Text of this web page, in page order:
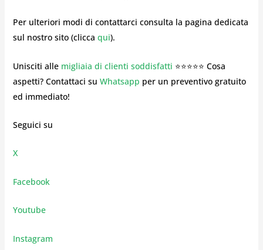
Per ulteriori modi di contattarci consulta la pagina dedicata
sul nostro sito (clicca qui).
Unisciti alle migliaia di clienti soddisfatti ⭐⭐⭐⭐⭐ Cosa
aspetti? Contattaci su Whatsapp per un preventivo gratuito
ed immediato!
Seguici su
X
Facebook
Youtube
Instagram